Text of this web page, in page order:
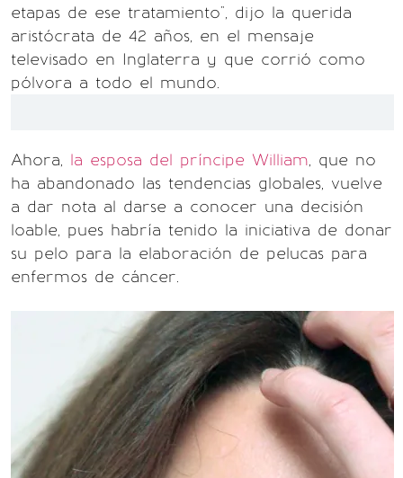
etapas de ese tratamiento", dijo la querida
aristócrata de 42 años, en el mensaje
televisado en Inglaterra y que corrió como
pólvora a todo el mundo.
Ahora, la esposa del príncipe William, que no
ha abandonado las tendencias globales, vuelve
a dar nota al darse a conocer una decisión
loable, pues habría tenido la iniciativa de donar
su pelo para la elaboración de pelucas para
enfermos de cáncer.